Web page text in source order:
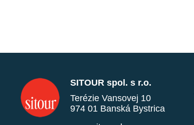
SITOUR spol. s r.o.
Terézie Vansovej 10
974 01 Banská Bystrica